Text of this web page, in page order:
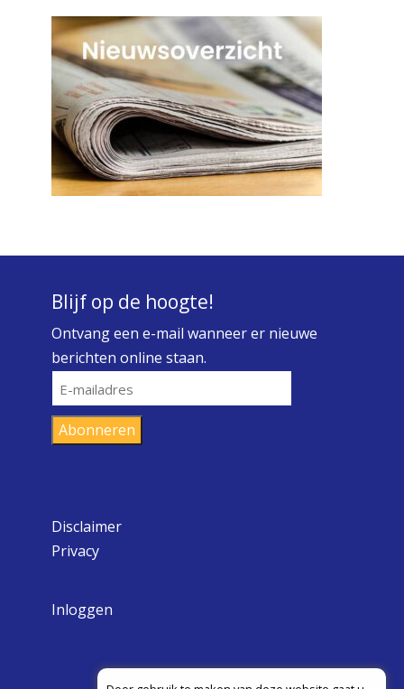
Blijf op de hoogte!
Ontvang een e-mail wanneer er nieuwe
berichten online staan.
E-
mailadres
Abonneren
Disclaimer
Privacy
Inloggen